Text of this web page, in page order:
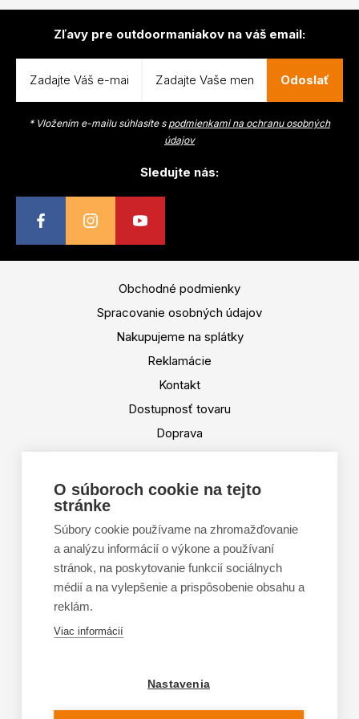
Zľavy pre outdoormaniakov na váš email:
Odoslať
* Vložením e-mailu súhlasíte s podmienkami na ochranu osobných
údajov
Sledujte nás:
Obchodné podmienky
Spracovanie osobných údajov
Nakupujeme na splátky
Reklamácie
Kontakt
Dostupnosť tovaru
Doprava
Výmena a vrátenie tovaru
Doporučená dĺžka lyží
Vypaľovanie papúč
Veľkosti skeletu lyžiarok
Platforma na riešenie sporov online (ODR)
Formulár na odstúpenie od zmluvy
O súboroch cookie na tejto
stránke
Súbory cookie používame na zhromažďovanie
a analýzu informácií o výkone a používaní
stránok, na poskytovanie funkcií sociálnych
médií a na vylepšenie a prispôsobenie obsahu a
reklám.
Viac informácií
Nastavenia